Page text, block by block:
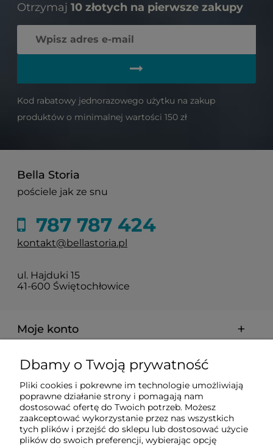
Otrzymaj 10 złotych na pierwsze zakupy
Kod rabatowy jednorazowego użytku na zakup
produktów o minimalnej wartości 150 zł
Bella Storia
pościele jak ze snu
787 787 424
kontakt@bellastoria.pl
ul. Hajduki 15
41-600 Świętochłowice
Moje konto
Dostawa i płatności
O firmie
Obsługiwane metody płatności elektronicznych
Dbamy o Twoją prywatność
Pliki cookies i pokrewne im technologie umożliwiają
poprawne działanie strony i pomagają nam
dostosować ofertę do Twoich potrzeb. Możesz
zaakceptować wykorzystanie przez nas wszystkich
tych plików i przejść do sklepu lub dostosować użycie
plików do swoich preferencji, wybierając opcję